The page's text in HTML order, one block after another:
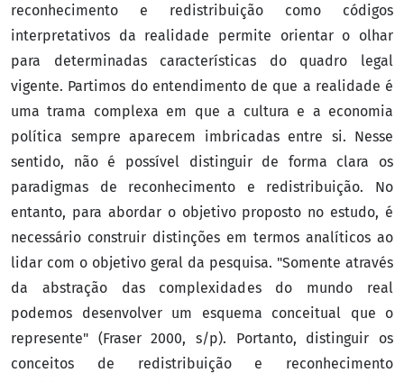
reconhecimento e redistribuição como códigos
interpretativos da realidade permite orientar o olhar
para determinadas características do quadro legal
vigente. Partimos do entendimento de que a realidade é
uma trama complexa em que a cultura e a economia
política sempre aparecem imbricadas entre si. Nesse
sentido, não é possível distinguir de forma clara os
paradigmas de reconhecimento e redistribuição. No
entanto, para abordar o objetivo proposto no estudo, é
necessário construir distinções em termos analíticos ao
lidar com o objetivo geral da pesquisa. "Somente através
da abstração das complexidades do mundo real
podemos desenvolver um esquema conceitual que o
represente" (Fraser 2000, s/p). Portanto, distinguir os
conceitos de redistribuição e reconhecimento